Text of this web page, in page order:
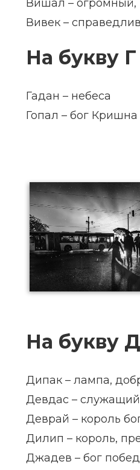
Вишал – огромный,
Вивек –
На букву Г
Гадан – небеса
Гопал – бог Кришна
На букву Д
Дипак – лампа,
Девдас – служащий
Деврай – король
Дилип – король,
Джадев – бог